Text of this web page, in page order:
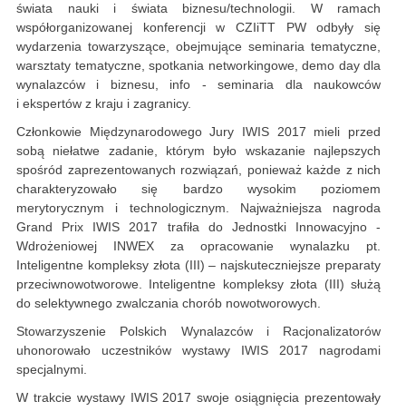
świata nauki i świata biznesu/technologii. W ramach
współorganizowanej konferencji w CZIiTT PW odbyły się
wydarzenia towarzyszące, obejmujące seminaria tematyczne,
warsztaty tematyczne, spotkania networkingowe, demo day dla
wynalazców i biznesu, info - seminaria dla naukowców
i ekspertów z kraju i zagranicy.
Członkowie Międzynarodowego Jury IWIS 2017 mieli przed
sobą niełatwe zadanie, którym było wskazanie najlepszych
spośród zaprezentowanych rozwiązań, ponieważ każde z nich
charakteryzowało się bardzo wysokim poziomem
merytorycznym i technologicznym. Najważniejsza nagroda
Grand Prix IWIS 2017 trafiła do Jednostki Innowacyjno -
Wdrożeniowej INWEX za opracowanie wynalazku pt.
Inteligentne kompleksy złota (III) – najskuteczniejsze preparaty
przeciwnowotworowe. Inteligentne kompleksy złota (III) służą
do selektywnego zwalczania chorób nowotworowych.
Stowarzyszenie Polskich Wynalazców i Racjonalizatorów
uhonorowało uczestników wystawy IWIS 2017 nagrodami
specjalnymi.
W trakcie wystawy IWIS 2017 swoje osiągnięcia prezentowały